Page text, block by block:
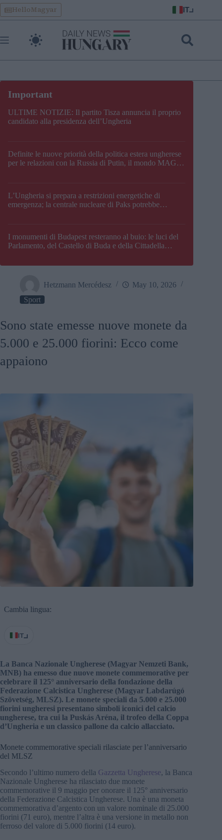
Skip
to
content
HelloMagyar IT
ULTIME NOTIZIE: Il partito Tisza annuncia il proprio
candidato alla presidenza dell’Ungheria
Definite le nuove priorità della politica estera ungherese
per le relazioni con la Russia di Putin, il mondo MAGA,
L’Ungheria si prepara a restrizioni energetiche di
emergenza; la centrale nucleare di Paks potrebbe
I monumenti di Budapest resteranno al buio: le luci del
Parlamento, del Castello di Buda e della Cittadella
Hetzmann Mercédesz
May 10, 2026
Sport
Sono state emesse nuove monete da
5.000 e 25.000 fiorini: Ecco come
appaiono
Cambia lingua:
IT
La Banca Nazionale Ungherese (Magyar Nemzeti Bank,
MNB) ha emesso due nuove monete commemorative per
celebrare il 125° anniversario della fondazione della
Federazione Calcistica Ungherese (Magyar Labdarúgó
Szövetség, MLSZ). Le monete speciali da 5.000 e 25.000
fiorini ungheresi presentano simboli iconici del calcio
ungherese, tra cui la Puskás Aréna, il trofeo della Coppa
d’Ungheria e un classico pallone da calcio allacciato.
Monete commemorative speciali rilasciate per l’anniversario
del MLSZ
Secondo l’ultimo numero della Gazzetta Ungherese, la Banca
Nazionale Ungherese ha rilasciato due monete
commemorative il 9 maggio per onorare il 125° anniversario
della Federazione Calcistica Ungherese. Una è una moneta
commemorativa d’argento con un valore nominale di 25.000
fiorini (71 euro), mentre l’altra è una versione in metallo non
ferroso del valore di 5.000 fiorini (14 euro).